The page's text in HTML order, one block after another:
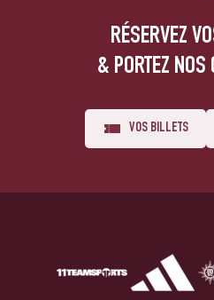
RÉSERVEZ
& PORTEZ NOS
VOS BILLETS